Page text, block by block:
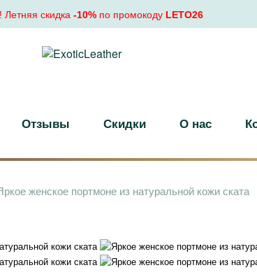
скидка -10%по промокоду LETO26
Отзывы Скидки О нас
женское портмоне из натуральной кожи ската